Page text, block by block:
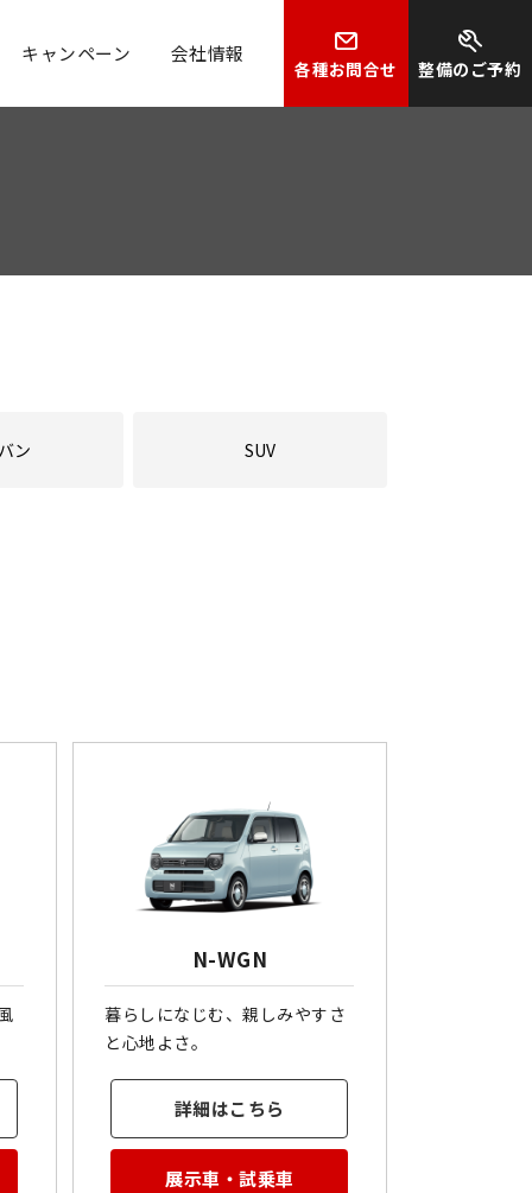
キャンペーン 会社情報
各種お問合せ 整備のご予約
ン SUV
N-WGN
暮らしになじむ、親しみやすさ
と心地よさ。
詳細はこちら
展示車・試乗車